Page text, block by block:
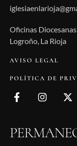
Oficinas
Logroño, La Rioja
AVISO LEGAL
POLÍTICA DE